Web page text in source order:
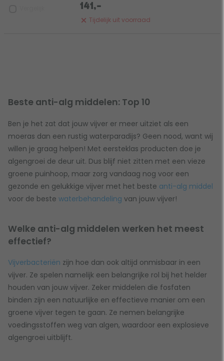
Tijdelijk uit voorraad
141,-
Beste anti-alg middelen: Top 10
Ben je het zat dat jouw vijver er meer uitziet als een
moeras dan een rustig waterparadijs? Geen nood, want wij
willen je graag helpen! Met eersteklas producten doe je
algengroei de deur uit. Dus blijf niet zitten met een vieze
groene puinhoop, maar zorg vandaag nog voor een
gezonde en gelukkige vijver met het beste anti-alg middel
voor de beste waterbehandeling van jouw vijver!
Welke anti-alg middelen werken het meest
effectief?
Vijverbacteriën zijn hoe dan ook altijd onmisbaar in een
vijver. Ze spelen namelijk een belangrijke rol bij het helder
houden van jouw vijver. Zeker middelen die fosfaten
binden zijn een natuurlijke en effectieve manier om een
groene vijver tegen te gaan. Ze nemen belangrijke
voedingsstoffen weg van algen, waardoor een explosieve
algengroei uitblijft.